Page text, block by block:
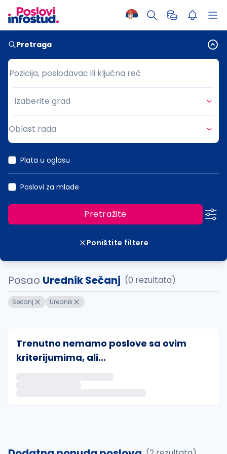
Pretraga
Pozicija, poslodavac ili ključna reč
Pozicija, poslodavac ili ključna reč
Grad
Izaberite grad
Oblast rada
Plata u oglasu
Poslovi za mlade
Pretražite
Poništite filtere
Posao Urednik Sečanj (0 rezultata)
Sečanj Urednik
Trenutno nemamo poslove sa ovim
kriterijumima, ali...